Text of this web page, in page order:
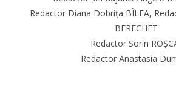
Redactor Diana Dobrița BÎLEA,
BERECHET
Redactor Sorin
Redactor Anastasia